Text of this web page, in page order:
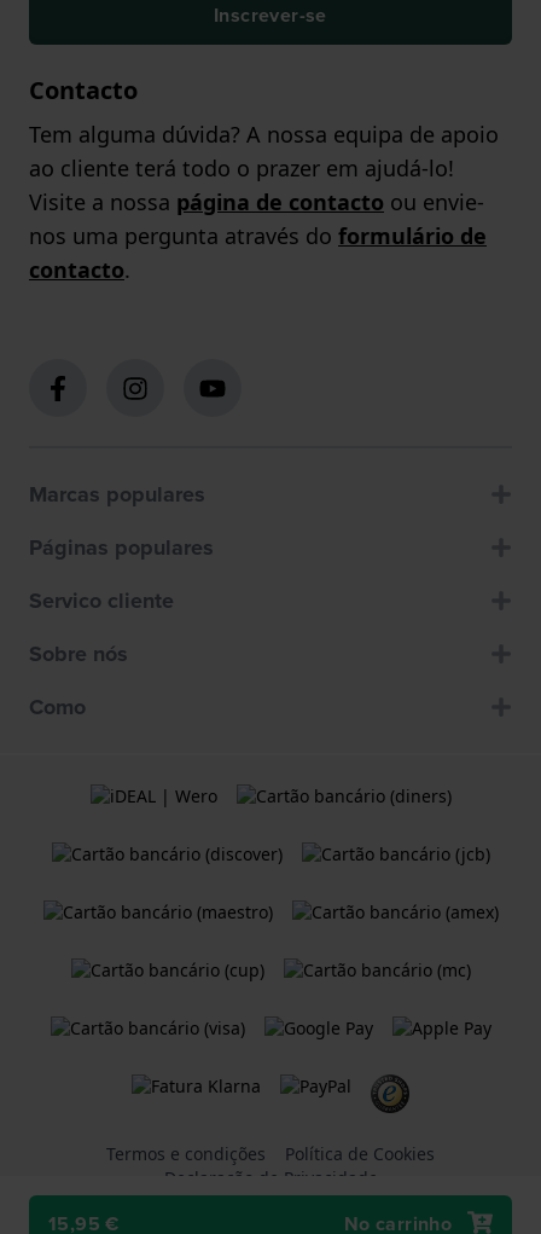
15,95 € No carrinho
Inscrever-se
Contacto
Tem alguma dúvida? A nossa equipa de apoio
ao cliente terá todo o prazer em ajudá-lo!
Visite a nossa página de contacto ou envie-
nos uma pergunta através do formulário de
contacto.
Marcas populares
Páginas populares
Servico cliente
Sobre nós
Como
Termos e condições
Política de Cookies
Declaração de Privacidade